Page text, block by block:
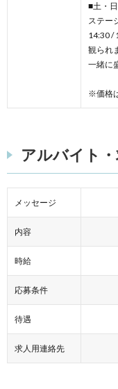
■土・
ステー
14:30 /
観られ
一緒に
※価格
アルバイト
メッセージ
内容
時給
応募条件
待遇
求人用連絡先